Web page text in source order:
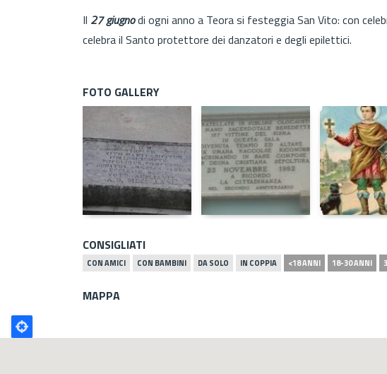
Il 27 giugnodi ogni anno a Teora si festeggia San Vito: con
celebra il Santo protettore dei danzatori e degli epilettici.
FOTO GALLERY
CONSIGLIATI
CON AMICI CON BAMBINI DA SOLO IN COPPIA <18 ANNI 18-30 ANNI
MAPPA
Poligono
GEO